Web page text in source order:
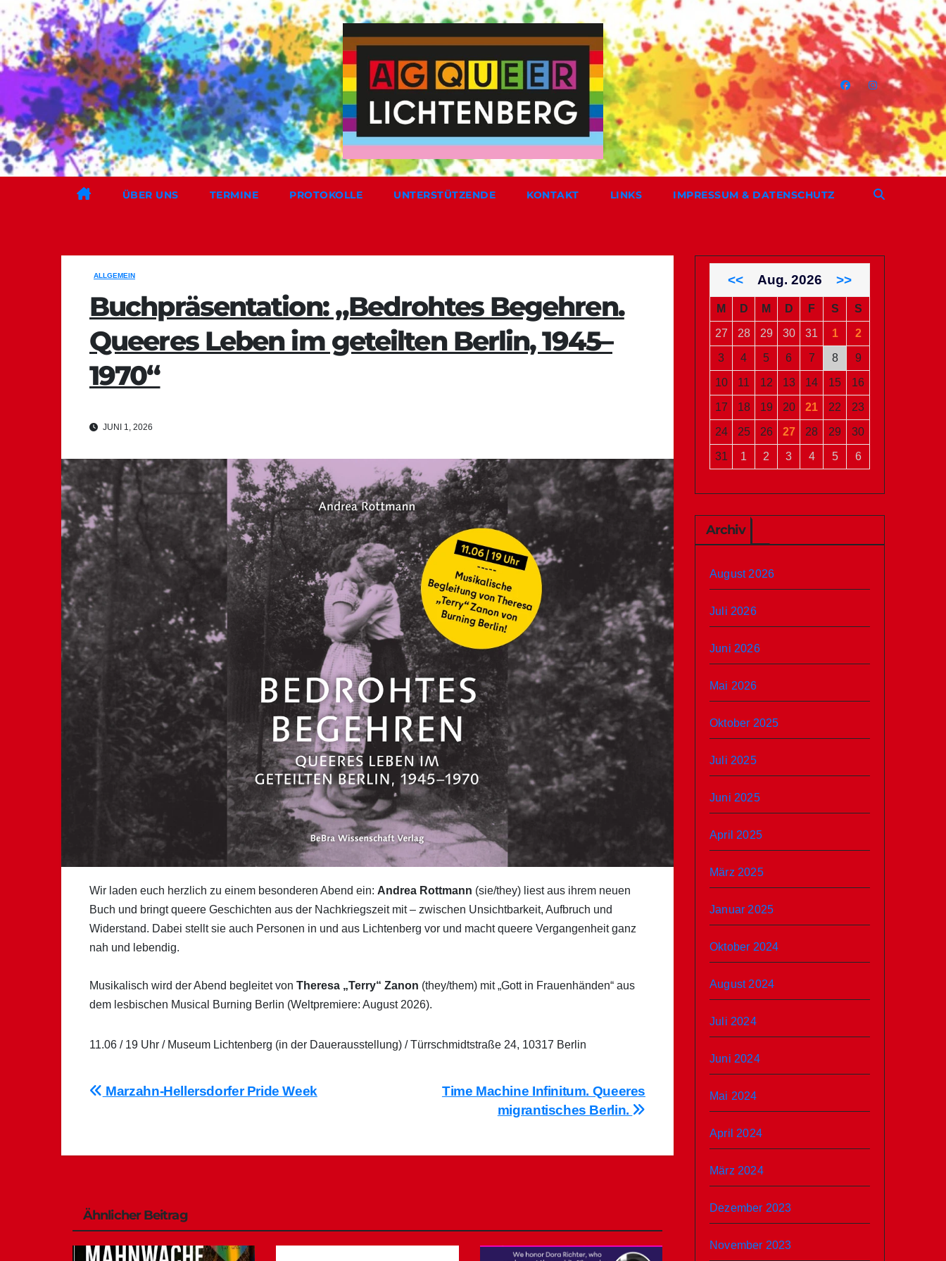
Zum
Inhalt
springen
ÜBER UNS TERMINE PROTOKOLLE UNTERSTÜTZENDE KONTAKT LINKS IMPRESSUM & DATENSCHUTZ
ALLGEMEIN
Buchpräsentation: „Bedrohtes Begehren.
Queeres Leben im geteilten Berlin, 1945–
1970“
JUNI 1, 2026
Wir laden euch herzlich zu einem besonderen Abend ein: Andrea Rottmann (sie/they) liest aus ihrem neuen
Buch und bringt queere Geschichten aus der Nachkriegszeit mit – zwischen Unsichtbarkeit, Aufbruch und
Widerstand. Dabei stellt sie auch Personen in und aus Lichtenberg vor und macht queere Vergangenheit ganz
nah und lebendig.
Musikalisch wird der Abend begleitet von Theresa „Terry“ Zanon (they/them) mit „Gott in Frauenhänden“ aus
dem lesbischen Musical Burning Berlin (Weltpremiere: August 2026).
11.06 / 19 Uhr / Museum Lichtenberg (in der Dauerausstellung) / Türrschmidtstraße 24, 10317 Berlin
Beitragsnavigation
Time Machine Infinitum. Queeres
migrantisches Berlin.
Marzahn-Hellersdorfer Pride Week
Ähnlicher Beitrag
<< Aug. 2026 >>
M D M D F S S
27 28 29 30 31 1 2
3 4 5 6 7 8 9
10 11 12 13 14 15 16
17 18 19 20 21 22 23
24 25 26 27 28 29 30
31 1 2 3 4 5 6
Archiv
August 2026
Juli 2026
Juni 2026
Mai 2026
Oktober 2025
Juli 2025
Juni 2025
April 2025
März 2025
Januar 2025
Oktober 2024
August 2024
Juli 2024
Juni 2024
Mai 2024
April 2024
März 2024
Dezember 2023
November 2023